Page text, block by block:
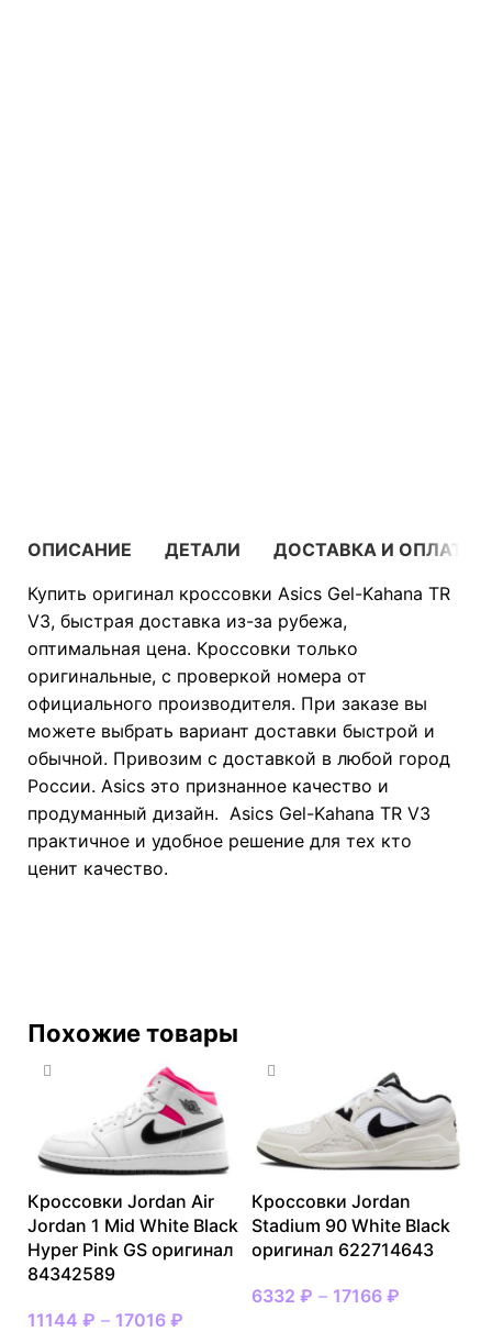
ОПИСАНИЕ ДЕТАЛИ
ДОСТАВКА И ОПЛАТА
Купить оригинал кроссовки Asics Gel-Kahana TR
V3, быстрая доставка из-за рубежа,
оптимальная цена. Кроссовки только
оригинальные, с проверкой номера от
официального производителя. При заказе вы
можете выбрать вариант доставки быстрой и
обычной. Привозим с доставкой в любой город
России. Asics это признанное качество и
продуманный дизайн. Asics Gel-Kahana TR V3
практичное и удобное решение для тех кто
ценит качество.
Похожие товары
Кроссовки Jordan Air
Jordan 1 Mid White Black
Hyper Pink GS оригинал
84342589
11144 ₽ – 17016 ₽
Кроссовки Jordan
Stadium 90 White Black
оригинал 622714643
6332 ₽ – 17166 ₽